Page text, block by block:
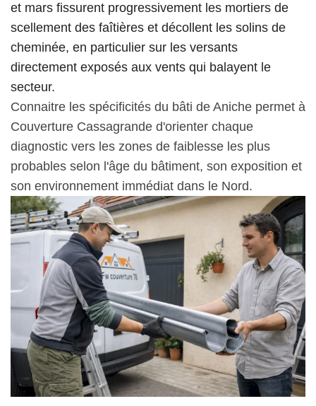
et mars fissurent progressivement les mortiers de
scellement des faîtières et décollent les solins de
cheminée, en particulier sur les versants
directement exposés aux vents qui balayent le
secteur.
Connaitre les spécificités du bâti de Aniche permet à
Couverture Cassagrande d'orienter chaque
diagnostic vers les zones de faiblesse les plus
probables selon l'âge du bâtiment, son exposition et
son environnement immédiat dans le Nord.